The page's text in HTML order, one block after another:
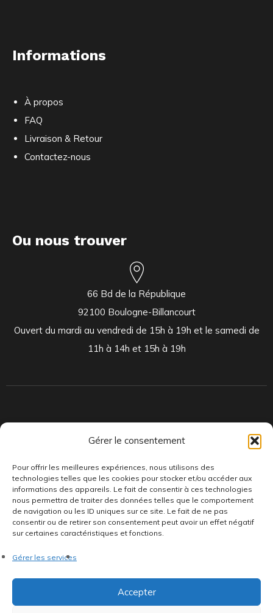
Gérer le consentement
Pour offrir les meilleures expériences, nous utilisons des
technologies telles que les cookies pour stocker et/ou accéder aux
informations des appareils. Le fait de consentir à ces technologies
nous permettra de traiter des données telles que le comportement
de navigation ou les ID uniques sur ce site. Le fait de ne pas
consentir ou de retirer son consentement peut avoir un effet négatif
sur certaines caractéristiques et fonctions.
Gérer les services
Accepter
Informations
À propos
FAQ
Livraison & Retour
Contactez-nous
Ou nous trouver
66 Bd de la République
92100 Boulogne-Billancourt
Ouvert du mardi au vendredi de 15h à 19h et le samedi de
11h à 14h et 15h à 19h
toujours des pépites musicales, dont des vinyles rares et exclusifs.
confidentialité
Politique de cookies•Termes & Condition•Mentions légales